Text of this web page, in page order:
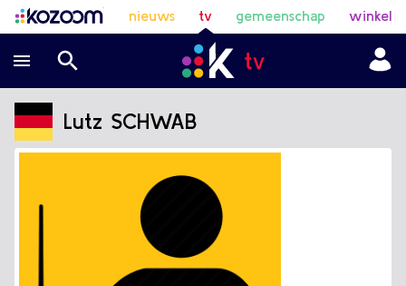
nieuws tv gemeenschap winkel
Lutz SCHWAB